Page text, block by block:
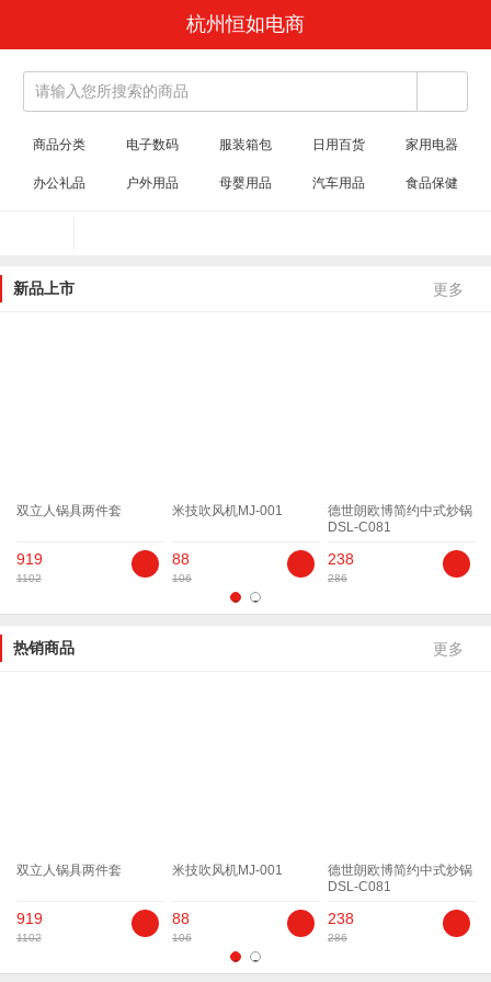
杭州恒如电商
请输入您所搜索的商品
商品分类 电子数码 服装箱包 日用百货 家用电器
办公礼品 户外用品 母婴用品 汽车用品 食品保健
新品上市 更多
双立人锅具两件套
919
1102
米技吹风机MJ-001
88
106
德世朗欧博简约中式炒锅
DSL-C081
238
286
1 2
热销商品 更多
双立人锅具两件套
919
1102
米技吹风机MJ-001
88
106
德世朗欧博简约中式炒锅
DSL-C081
238
286
1
2